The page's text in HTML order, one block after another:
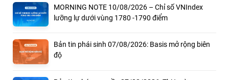
MORNING NOTE 10/08/2026 – Chỉ số VNIndex
lưỡng lự dưới vùng 1780 -1790 điểm
Bản tin phái sinh 07/08/2026: Basis mở rộng biên
độ